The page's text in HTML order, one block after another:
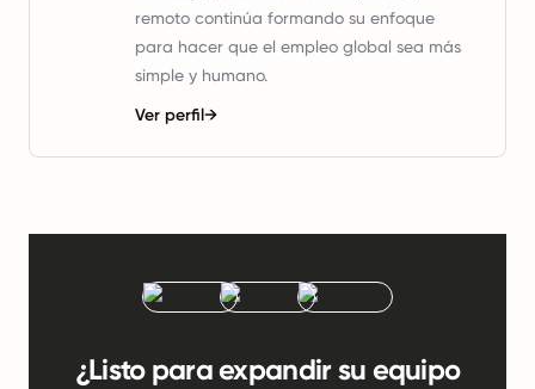
remoto continúa formando su enfoque
para hacer que el empleo global sea más
simple y humano.
Ver perfil→
¿Listo para expandir su equipo